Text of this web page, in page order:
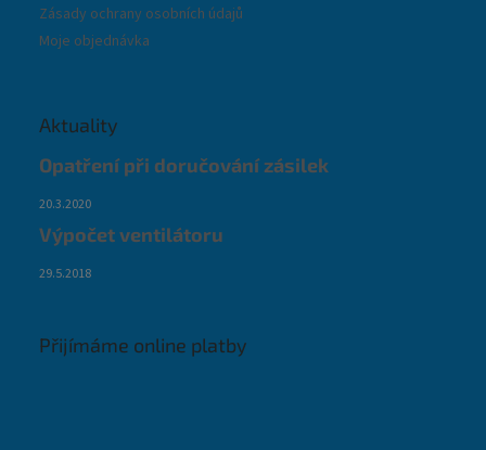
Zásady ochrany osobních údajů
Moje objednávka
Aktuality
Opatření při doručování zásilek
20.3.2020
Výpočet ventilátoru
29.5.2018
Přijímáme online platby